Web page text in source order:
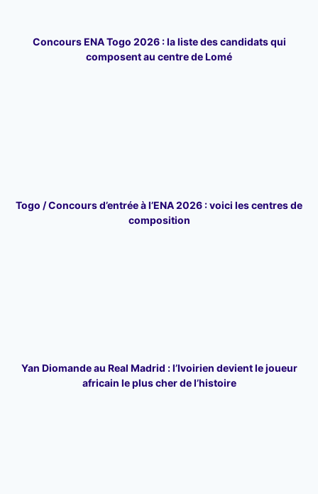
Concours ENA Togo 2026 : la liste des candidats qui
composent au centre de Lomé
Togo / Concours d’entrée à l’ENA 2026 : voici les centres de
composition
Yan Diomande au Real Madrid : l’Ivoirien devient le joueur
africain le plus cher de l’histoire